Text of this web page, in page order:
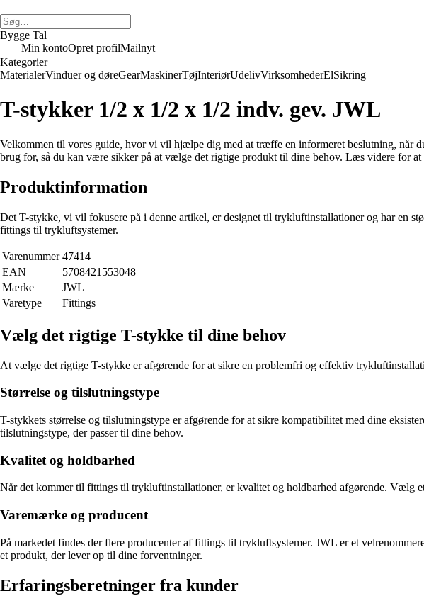
Bygge Tal
Min kontoOpret profilMailnyt
Kategorier
MaterialerVinduer og døreGearMaskinerTøjInteriørUdelivVirksomhederElSikring
T-stykker 1/2 x 1/2 x 1/2 indv. gev. JWL
Velkommen til vores guide, hvor vi vil hjælpe dig med at træffe en informeret beslutning, når
brug for, så du kan være sikker på at vælge det rigtige produkt til dine behov. Læs videre for
Produktinformation
Det T-stykke, vi vil fokusere på i denne artikel, er designet til trykluftinstallationer og har en
fittings til trykluftsystemer.
Varenummer 47414
EAN
5708421553048
Mærke
JWL
Varetype
Fittings
Vælg det rigtige T-stykke til dine behov
At vælge det rigtige T-stykke er afgørende for at sikre en problemfri og effektiv
Størrelse og tilslutningstype
T-stykkets størrelse og tilslutningstype er afgørende for at sikre kompatibilitet med dine
tilslutningstype, der passer til dine behov.
Kvalitet og holdbarhed
Når det kommer til fittings til trykluftinstallationer, er kvalitet og holdbarhed afgørende. Vælg
Varemærke og producent
På markedet findes der flere producenter af fittings til trykluftsystemer. JWL er et
et produkt, der lever op til dine forventninger.
Erfaringsberetninger fra kunder